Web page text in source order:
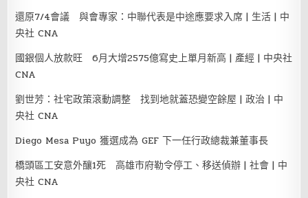
還原7/4會議 與會專家：中聯代表是中途應要求入席 | 生活 | 中
央社 CNA
國銀個人放款旺 6月大增2575億寫史上單月新高 | 產經 | 中央社
CNA
劉世芳：社宅政策滾動調整 找到地就蓋恐變空餘屋 | 政治 | 中
央社 CNA
Diego Mesa Puyo 獲選成為 GEF 下一任行政總裁兼董事長
橋頭區工安意外釀1死 高雄市府勒令停工、移送偵辦 | 社會 | 中
央社 CNA